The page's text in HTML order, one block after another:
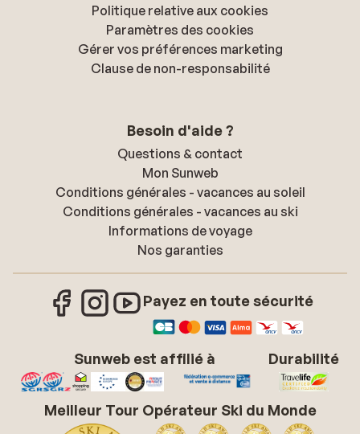
Politique relative aux cookies
Paramètres des cookies
Gérer vos préférences marketing
Clause de non-responsabilité
Besoin d'aide ?
Questions & contact
Mon Sunweb
Conditions générales - vacances au soleil
Conditions générales - vacances au ski
Informations de voyage
Nos garanties
Payez en toute sécurité
Sunweb est affilié à Durabilité
Meilleur Tour Opérateur Ski du Monde